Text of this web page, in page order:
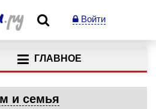
Войти
ГЛАВНОЕ
и семья